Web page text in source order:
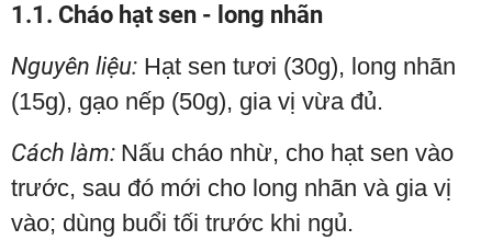
1.1. Cháo hạt sen - long nhãn
Nguyên liệu: Hạt sen tươi (30g), long nhãn
(15g), gạo nếp (50g), gia vị vừa đủ.
Cách làm: Nấu cháo nhừ, cho hạt sen vào
trước, sau đó mới cho long nhãn và gia vị
vào; dùng buổi tối trước khi ngủ.